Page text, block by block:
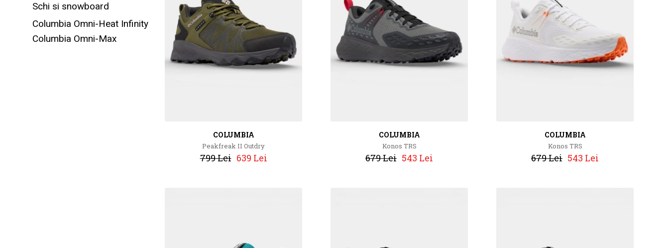
Schi si snowboard
Columbia Omni-Heat Infinity
Columbia Omni-Max
COLUMBIA
Peakfreak II Outdry
799 Lei 639 Lei
COLUMBIA
Konos TRS
679 Lei 543 Lei
COLUMBIA
Konos TRS
679 Lei 543 Lei